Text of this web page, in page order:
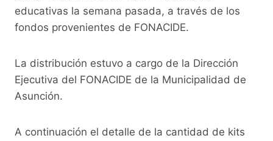
o
o
p
p
n
k
m
educativas la semana pasada, a través de los
fondos provenientes de FONACIDE.
La distribución estuvo a cargo de la Dirección
Ejecutiva del FONACIDE de la Municipalidad de
Asunción.
A continuación el detalle de la cantidad de kits